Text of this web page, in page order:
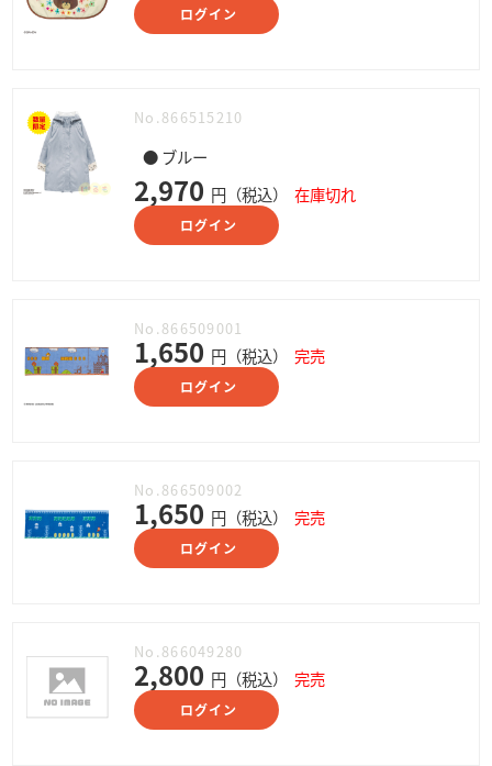
ログイン
No.866515210
● ブルー
2,970 円（税込） 在庫切れ
ログイン
No.866509001
1,650 円（税込） 完売
ログイン
No.866509002
1,650 円（税込） 完売
ログイン
No.866049280
2,800 円（税込） 完売
ログイン